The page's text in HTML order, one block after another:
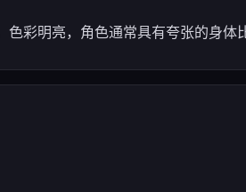
彩明亮，角色通常具有夸张的身体